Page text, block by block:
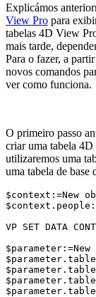
Explicámos
View Pro para
tabelas 4D View
mais tarde,
Para o fazer, a
novos comandos
ver como funciona.
O primeiro passo
criar uma tabela
utilizaremos uma
uma tabela de base
$context:=New
VP SET DATA